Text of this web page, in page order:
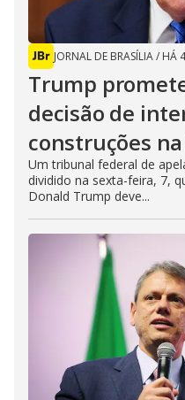
JORNAL DE BRASÍLIA/ HÁ
Trump
decisão de
construções
Um tribunal federal de
dividido na sexta-feira, 7,
Donald Trump deve...